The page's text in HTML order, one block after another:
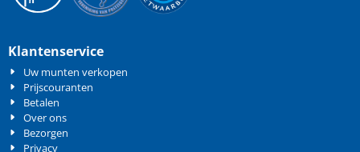
Klantenservice
Uw munten verkopen
Prijscouranten
Betalen
Over ons
Bezorgen
Privacy